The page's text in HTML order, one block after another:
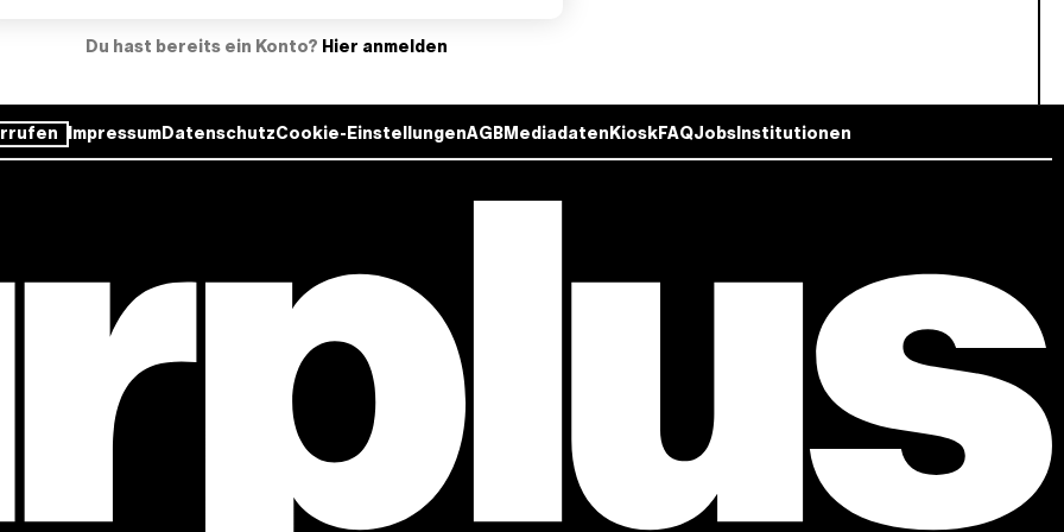
Du hast bereits ein Konto? Hier anmelden
ImpressumDatenschutzCookie-EinstellungenAGBMediadaten KioskFAQJobs Institutionen